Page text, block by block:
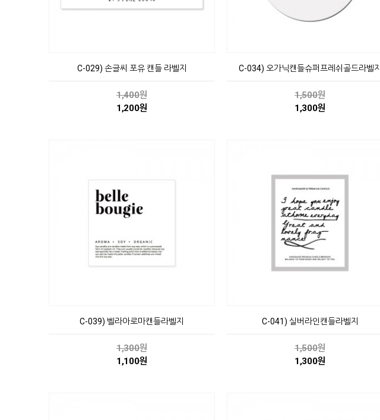
C-029) 손글씨 포유 캔들 라벨지
1,400원
1,200원
C-034) 오가닉캔들슈퍼프레쉬골드라벨지
1,500원
1,300원
C-039) 벨라아로마캔들라벨지
1,300원
1,100원
C-041) 실버라인캔들라벨지
1,500원
1,300원